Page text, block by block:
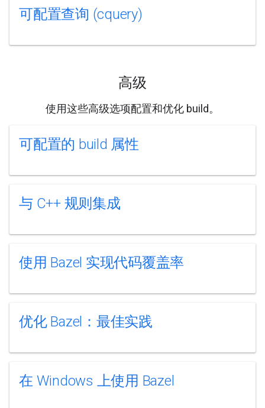
可配置查询 (cquery)
高级
使用这些高级选项配置和优化 build。
可配置的 build 属性
与 C++ 规则集成
使用 Bazel 实现代码覆盖率
优化 Bazel：最佳实践
在 Windows 上使用 Bazel